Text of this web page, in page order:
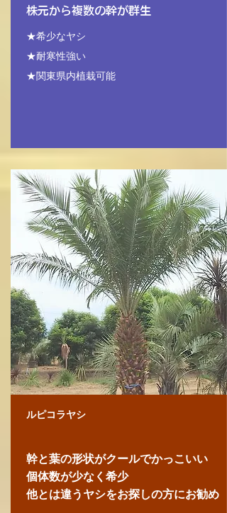
株元から複数の幹が群生
★希少なヤシ
★耐寒性強い
★関東県内植栽可能
ルピコラヤシ
幹と葉の形状がクールでかっこいい
個体数が少なく希少
​他とは違うヤシをお探しの方にお勧め